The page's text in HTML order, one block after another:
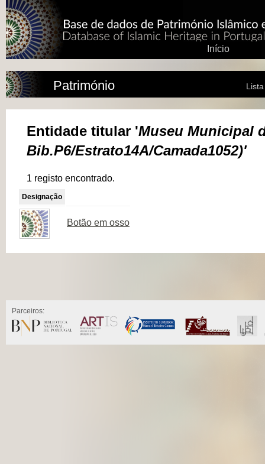
Início
Património
Entidade titular 'Museu Municipal
Bib.P6/Estrato14A/Camada1052)'
1 registo encontrado.
Designação
Botão em osso
Parceiros: